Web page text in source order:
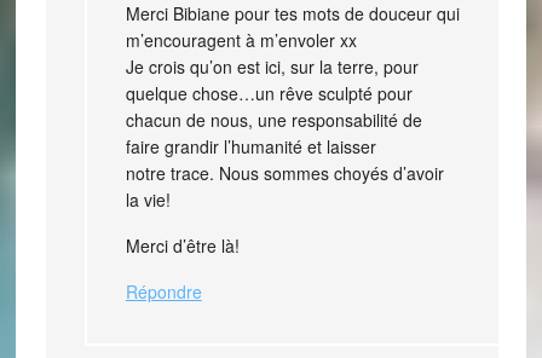
Merci Bibiane pour tes mots de douceur qui
m’encouragent à m’envoler xx
Je crois qu’on est ici, sur la terre, pour
quelque chose…un rêve sculpté pour
chacun de nous, une responsabilité de
faire grandir l’humanité et laisser
notre trace. Nous sommes choyés d’avoir
la vie!
Merci d’être là!
Répondre